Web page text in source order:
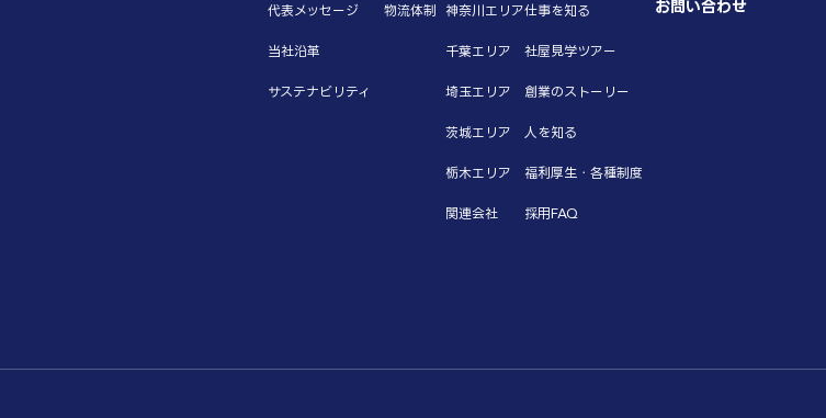
代表メッセージ
当社沿革
サステナビリティ
物流体制 神奈川エリア
千葉エリア
埼玉エリア
茨城エリア
栃木エリア
関連会社
仕事を知る
社屋見学ツアー
創業のストーリー
人を知る
福利厚生・各種制度
採用FAQ
お問い合わせ